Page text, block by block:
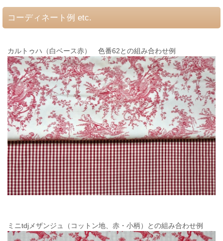
コーディネート例 etc.
カルトゥハ（白ベース赤） 色番62との組み合わせ例
ミニtdjメザンジュ（コットン地、赤・小柄）との組み合わせ例